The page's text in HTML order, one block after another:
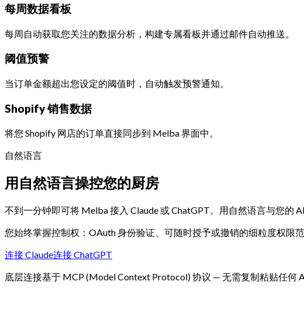
每周数据看板
每周自动获取您关注的数据分析，构建专属看板并通过邮件自动推送。
阈值预警
当订单金额超出您设定的阈值时，自动触发预警通知。
Shopify 销售数据
将您 Shopify 网店的订单直接同步到 Melba 界面中。
自然语言
用自然语言操控您的厨房
不到一分钟即可将 Melba 接入 Claude 或 ChatGPT。用自然语言与您的
您始终掌握控制权：OAuth 身份验证、可随时授予或撤销的细粒度权限
连接 Claude连接 ChatGPT
底层连接基于 MCP (Model Context Protocol) 协议 — 无需复制粘贴任何